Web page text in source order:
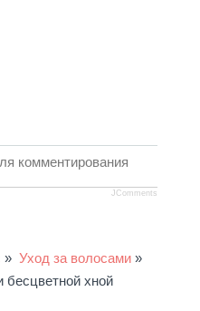
комментирования
JComments
» Уход за волосами »
бесцветной хной